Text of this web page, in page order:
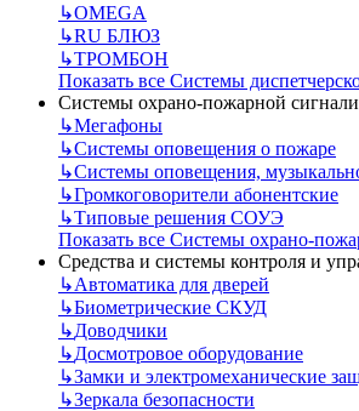
↳OMEGA
↳RU БЛЮЗ
↳ТРОМБОН
Показать все Системы
Системы охрано-пожарной
↳Мегафоны
↳Системы оповещения о пожаре
↳Системы оповещения,
↳Громкоговорители абонентские
↳Типовые решения СОУЭ
Показать все Системы охрано-
Средства и системы контроля и
↳Автоматика для дверей
↳Биометрические СКУД
↳Доводчики
↳Досмотровое оборудование
↳Замки и электромеханические
↳Зеркала безопасности